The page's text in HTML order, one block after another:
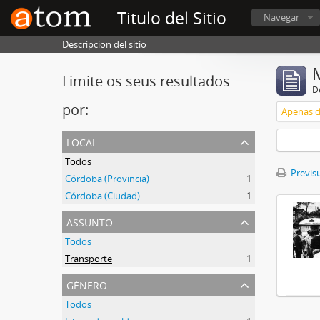
Titulo del Sitio Navegar
Descripcion del sitio
Limite os seus resultados
por:
local
Todos
Córdoba (Provincia)
1
Córdoba (Ciudad)
1
assunto
Todos
Transporte
1
género
Todos
Apenas